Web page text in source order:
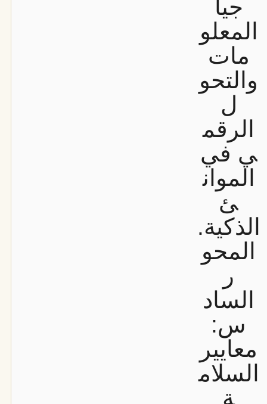
جيا
المعلو
مات
والتحو
ل
الرقم
ي في
الموان
ئ
الذكية.
المحو
ر
الساد
س:
معايير
السلام
ة